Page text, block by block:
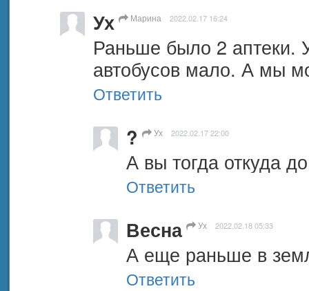
Ух Марина 2022.02.17 16:24
Раньше было 2 аптеки.
автобусов мало. А мы
Ответить
? Ух 2022.02.17 22:00
А вы тогда откуда
Ответить
Весна Ух 2022.02.18 05:33
А еще раньше в
Ответить